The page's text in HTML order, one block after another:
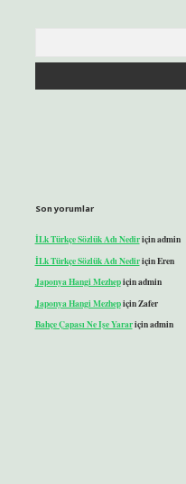
Son yorumlar
İLk Türkçe Sözlük Adı Nediriçinadmin
İLk Türkçe Sözlük Adı NediriçinEren
Japonya Hangi Mezhepiçinadmin
Japonya Hangi MezhepiçinZafer
Bahçe Çapası Ne Işe Yarariçinadmin